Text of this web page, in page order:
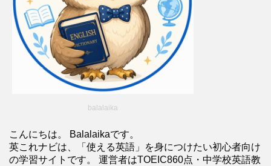
balalaika
こんにちは。 Balalaikaです。
英これナビは、「使える英語」を身につけたい初心者向け
の学習サイトです。 運営者はTOEIC860点・中学校英語教